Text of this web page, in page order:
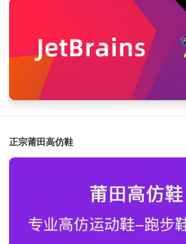
正宗莆田高仿鞋